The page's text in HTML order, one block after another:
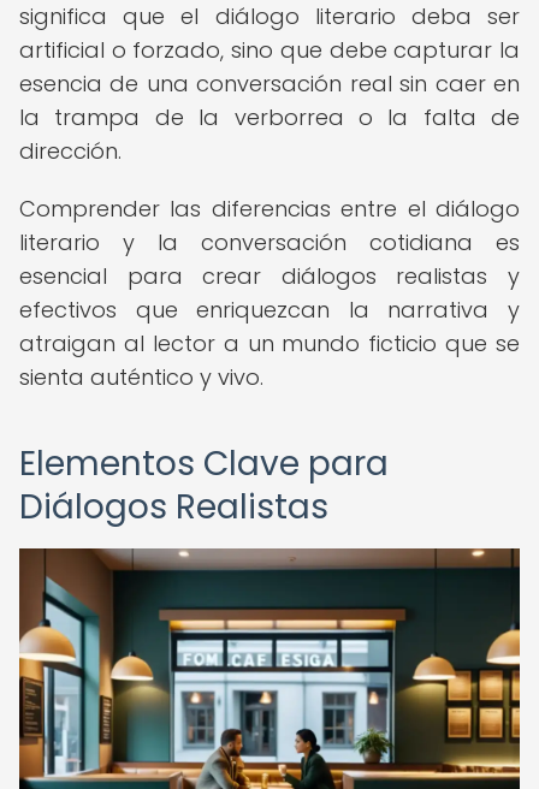
significa que el diálogo literario deba ser
artificial o forzado, sino que debe capturar la
esencia de una conversación real sin caer en
la trampa de la verborrea o la falta de
dirección.
Comprender las diferencias entre el diálogo
literario y la conversación cotidiana es
esencial para crear diálogos realistas y
efectivos que enriquezcan la narrativa y
atraigan al lector a un mundo ficticio que se
sienta auténtico y vivo.
Elementos Clave para
Diálogos Realistas